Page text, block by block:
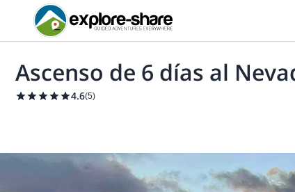
Ascenso de 6 días al
4.6(5)